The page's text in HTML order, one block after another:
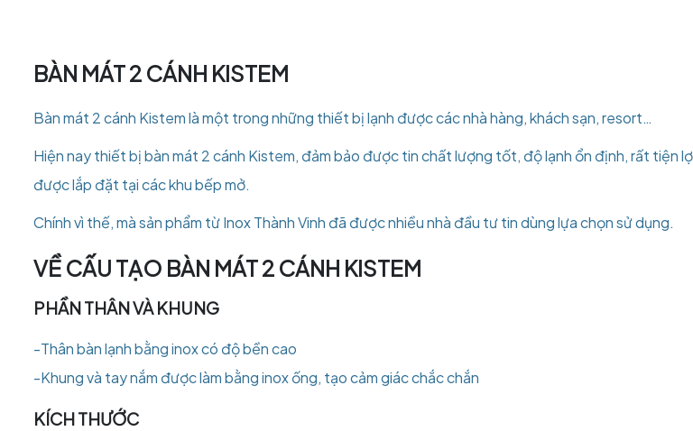
BÀN MÁT 2 CÁNH KISTEM
Bàn mát 2 cánh Kistem là một trong những thiết bị lạnh được các nhà hàng, khách sạn, resort…
Hiện nay thiết bị bàn mát 2 cánh Kistem, đảm bảo được tin chất lượng tốt, độ lạnh ổn định, rất tiện
được lắp đặt tại các khu bếp mở.
Chính vì thế, mà sản phẩm từ Inox Thành Vinh đã được nhiều nhà đầu tư tin dùng lựa chọn sử dụng.
VỀ CẤU TẠO BÀN MÁT 2 CÁNH KISTEM
PHẦN THÂN VÀ KHUNG
-Thân bàn lạnh bằng inox có độ bền cao
-Khung và tay nắm được làm bằng inox ống, tạo cảm giác chắc chắn
KÍCH THƯỚC